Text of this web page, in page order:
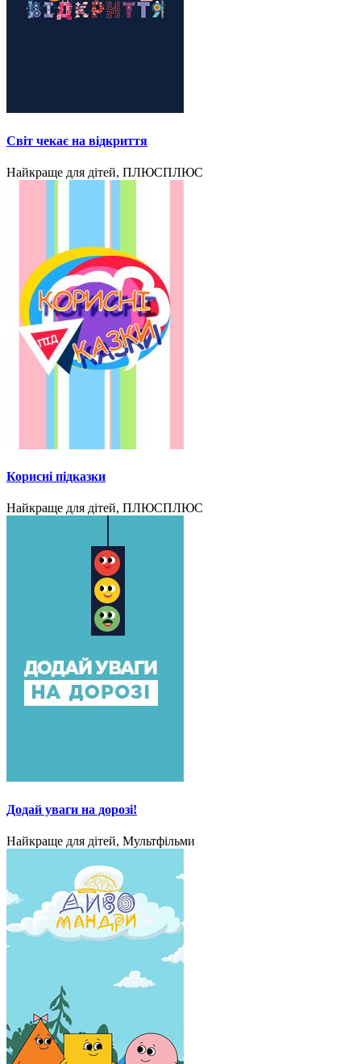
Світ чекає на відкриття
Найкраще для дітей, ПЛЮСПЛЮС
Корисні підказки
Найкраще для дітей, ПЛЮСПЛЮС
Додай уваги на дорозі!
Найкраще для дітей, Мультфільми